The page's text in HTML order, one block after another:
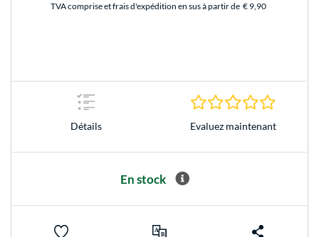
TVA comprise et frais d'expédition en sus à partir de € 9,90
Détails Evaluez maintenant
En stock